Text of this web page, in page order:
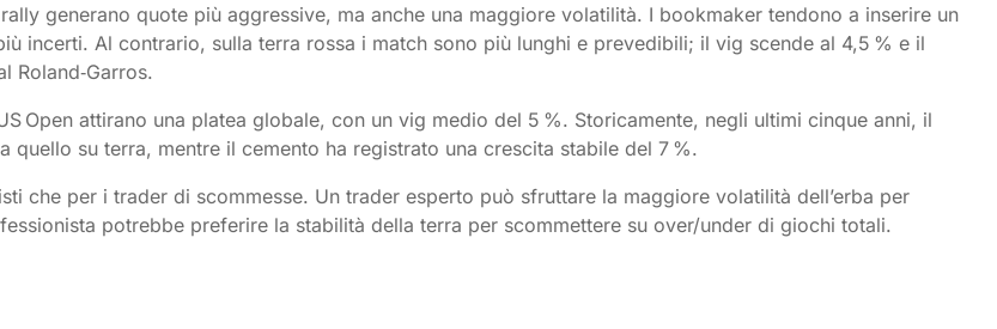
generano quote più aggressive, ma anche una maggiore volatilità. I bookmaker tendono a inserire un
incerti. Al contrario, sulla terra rossa i match sono più lunghi e prevedibili; il vig scende al 4,5 % e il
Roland‑Garros.
Open attirano una platea globale, con un vig medio del 5 %. Storicamente, negli ultimi cinque anni, il
su terra, mentre il cemento ha registrato una crescita stabile del 7 %.
che per i trader di scommesse. Un trader esperto può sfruttare la maggiore volatilità dell’erba per
potrebbe preferire la stabilità della terra per scommettere su over/under di giochi totali.